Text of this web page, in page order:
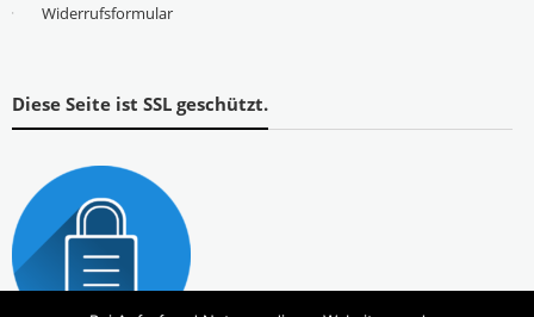
Widerrufsformular
Diese Seite ist SSL geschützt.